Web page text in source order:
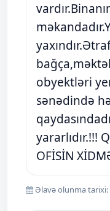
obyektləri
sənədində
yararlıdır.!!!
OFİSİN
Əlavə olunma tarixi: